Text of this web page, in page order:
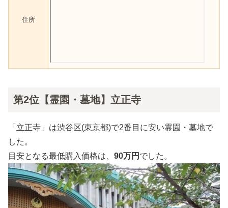
住所
第2位【霊園・墓地】立正寺
「立正寺」は渋谷区(東京都)で2番目に安い霊園・墓地で
した。
目安となる最低購入価格は、 90万円 でした。